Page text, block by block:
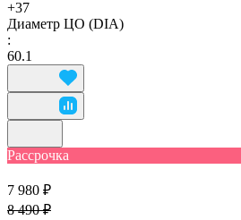
+37
Диаметр ЦО (DIA)
:
60.1
Рассрочка
7 980 ₽
8 490 ₽